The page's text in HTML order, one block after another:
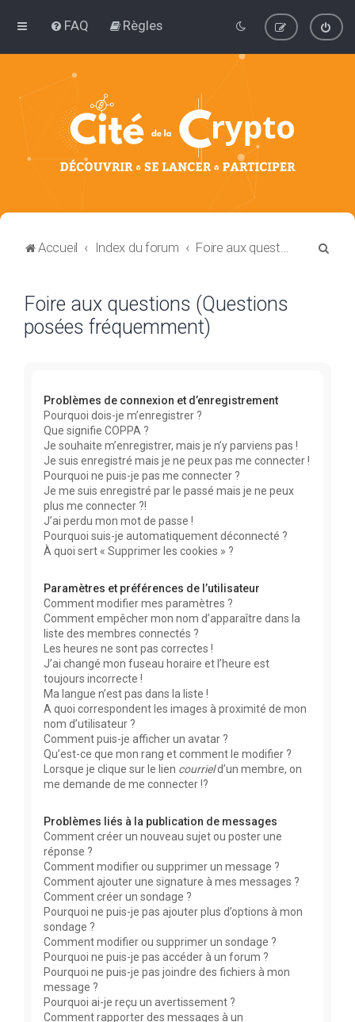
FAQ Règles
Accueil Index du forum Foire aux questions (Questions posées fréquemment)
Foire aux questions (Questions
posées fréquemment)
Problèmes de connexion et d’enregistrement
Pourquoi dois-je m’enregistrer ?
Que signifie COPPA ?
Je souhaite m’enregistrer, mais je n’y parviens pas !
Je suis enregistré mais je ne peux pas me connecter !
Pourquoi ne puis-je pas me connecter ?
Je me suis enregistré par le passé mais je ne peux
plus me connecter ?!
J’ai perdu mon mot de passe !
Pourquoi suis-je automatiquement déconnecté ?
À quoi sert « Supprimer les cookies » ?
Paramètres et préférences de l’utilisateur
Comment modifier mes paramètres ?
Comment empêcher mon nom d’apparaître dans la
liste des membres connectés ?
Les heures ne sont pas correctes !
J’ai changé mon fuseau horaire et l’heure est
toujours incorrecte !
Ma langue n’est pas dans la liste !
A quoi correspondent les images à proximité de mon
nom d’utilisateur ?
Comment puis-je afficher un avatar ?
Qu’est-ce que mon rang et comment le modifier ?
Lorsque je clique sur le lien courrield’un membre, on
me demande de me connecter !?
Problèmes liés à la publication de messages
Comment créer un nouveau sujet ou poster une
réponse ?
Comment modifier ou supprimer un message ?
Comment ajouter une signature à mes messages ?
Comment créer un sondage ?
Pourquoi ne puis-je pas ajouter plus d’options à mon
sondage ?
Comment modifier ou supprimer un sondage ?
Pourquoi ne puis-je pas accéder à un forum ?
Pourquoi ne puis-je pas joindre des fichiers à mon
message ?
Pourquoi ai-je reçu un avertissement ?
Comment rapporter des messages à un